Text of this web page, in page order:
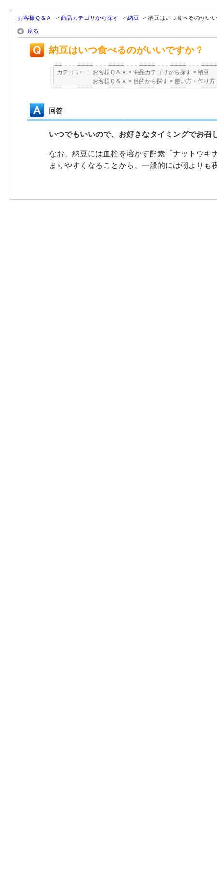
お客様Ｑ＆Ａ > 商品カテゴリから探す > 納豆 > 納豆はいつ食べるのがい
戻る
納豆はいつ食べるのがいいですか？
カテゴリー : お客様Ｑ＆Ａ > 商品カテゴリから探す > 納豆
お客様Ｑ＆Ａ > 目的から探す > 使い方・作り方
回答
いつでもいいので、お好きなタイミングでお召
なお、納豆には血栓を溶かす酵素「ナットウ
まりやすくなることから、一般的には朝より